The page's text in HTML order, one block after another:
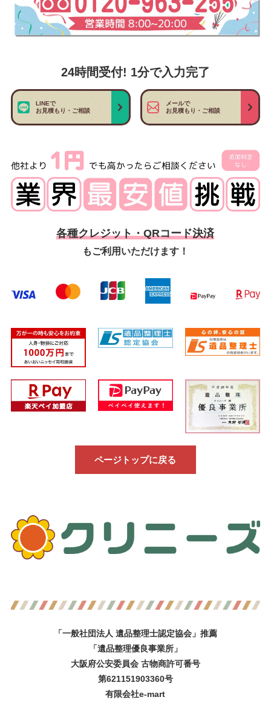
24時間受付! 1分で入力完了
LINEで
お見積もり・ご相談
メールで
お見積もり・ご相談
各種クレジット・QRコード決済
もご利用いただけます！
ページトップに戻る
「一般社団法人 遺品整理士認定協会」推薦
「遺品整理優良事業所」
大阪府公安委員会 古物商許可番号
第621151903360号
有限会社e-mart